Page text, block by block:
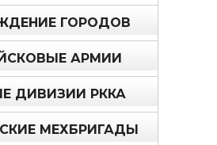
ГОРОДОВ
АРМИИ
ДИВИЗИИ РККА
МЕХБРИГАДЫ